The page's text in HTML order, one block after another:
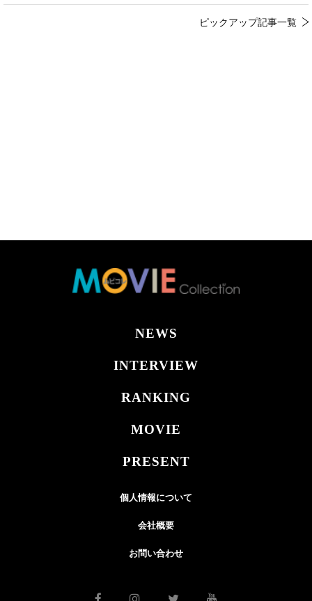
ピックアップ記事一覧
NEWS
INTERVIEW
RANKING
MOVIE
PRESENT
個人情報について
会社概要
お問い合わせ